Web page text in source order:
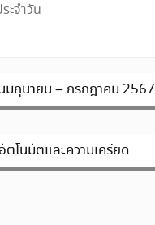
ะจำวัน
มิถุนายน – กรกฎาคม 2567
ตโนมัติและความเครียด